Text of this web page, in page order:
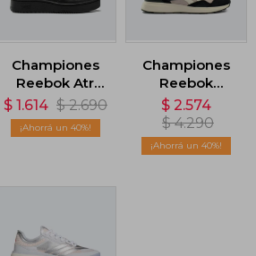
Championes
Reebok Atr
Chill - Negro
$ 1.614 $ 2.690
40
Championes
Reebok
GL1100 - Negro
$ 2.574
$ 4.290
40